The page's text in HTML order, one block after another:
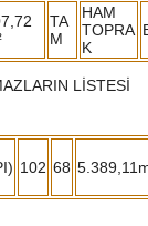
TA
M
HAM
TOPRA
K
LİSTESİ
102 68